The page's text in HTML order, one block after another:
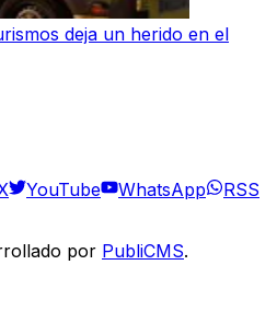
deja un herido en el
YouTube WhatsApp RSS
por PubliCMS.